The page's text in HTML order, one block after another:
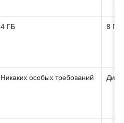
4 ГБ 8 ГБ
Никаких особых требований